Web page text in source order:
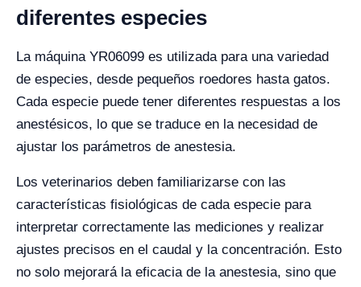
diferentes especies
La máquina YR06099 es utilizada para una variedad
de especies, desde pequeños roedores hasta gatos.
Cada especie puede tener diferentes respuestas a los
anestésicos, lo que se traduce en la necesidad de
ajustar los parámetros de anestesia.
Los veterinarios deben familiarizarse con las
características fisiológicas de cada especie para
interpretar correctamente las mediciones y realizar
ajustes precisos en el caudal y la concentración. Esto
no solo mejorará la eficacia de la anestesia, sino que